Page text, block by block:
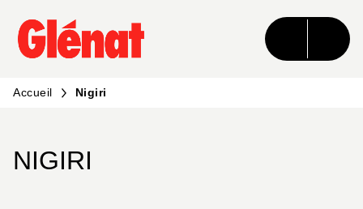
MENU RECHERCHE CONTENU
PIED DE PAGE
Accueil Nigiri
NIGIRI